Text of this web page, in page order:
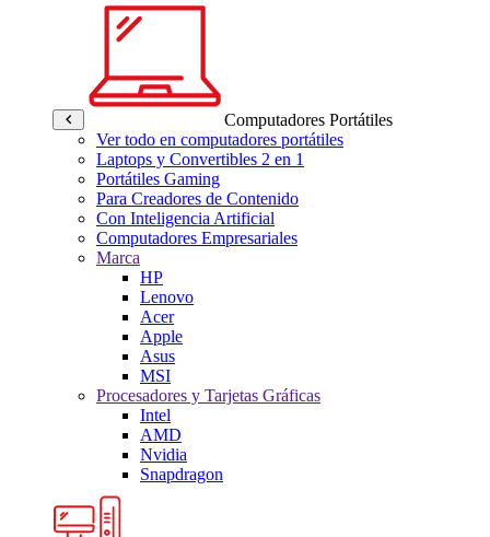
Computadores Portátiles
Ver todo en computadores portátiles
Laptops y Convertibles 2 en 1
Portátiles Gaming
Para Creadores de Contenido
Con Inteligencia Artificial
Computadores Empresariales
Marca
HP
Lenovo
Acer
Apple
Asus
MSI
Procesadores y Tarjetas Gráficas
Intel
AMD
Nvidia
Snapdragon